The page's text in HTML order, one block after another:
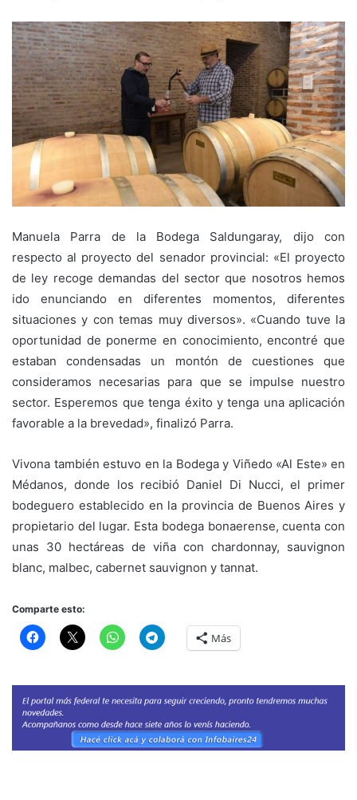
Manuela Parra de la Bodega Saldungaray, dijo con
respecto al proyecto del senador provincial: «El proyecto
de ley recoge demandas del sector que nosotros hemos
ido enunciando en diferentes momentos, diferentes
situaciones y con temas muy diversos». «Cuando tuve la
oportunidad de ponerme en conocimiento, encontré que
estaban condensadas un montón de cuestiones que
consideramos necesarias para que se impulse nuestro
sector. Esperemos que tenga éxito y tenga una aplicación
favorable a la brevedad», finalizó Parra.
Vivona también estuvo en la Bodega y Viñedo «Al Este» en
Médanos, donde los recibió Daniel Di Nucci, el primer
bodeguero establecido en la provincia de Buenos Aires y
propietario del lugar. Esta bodega bonaerense, cuenta con
unas 30 hectáreas de viña con chardonnay, sauvignon
blanc, malbec, cabernet sauvignon y tannat.
Comparte esto:
Más